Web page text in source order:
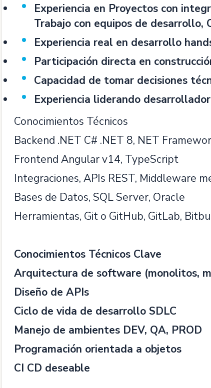
Experiencia en Proyectos con
Trabajo con equipos de desarrollo,
Experiencia real en desarrollo
Participación directa en
Capacidad de tomar decisiones
Experiencia liderando
Conocimientos Técnicos
Backend .NET C# .NET 8, NET
Frontend Angular v14, TypeScript
Integraciones, APIs REST, Middleware
Bases de Datos, SQL Server, Oracle
Herramientas, Git o GitHub, GitLab,
Conocimientos Técnicos Clave
Arquitectura de software (monolitos,
Diseño de APIs
Ciclo de vida de desarrollo SDLC
Manejo de ambientes DEV, QA, PROD
Programación orientada a objetos
CI CD deseable